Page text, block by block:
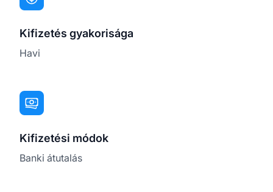
Kifizetés gyakorisága
Havi
Kifizetési módok
Banki átutalás